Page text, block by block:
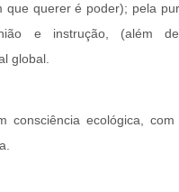
que querer é poder); pela
e instrução, (além
global.
consciência ecológica,